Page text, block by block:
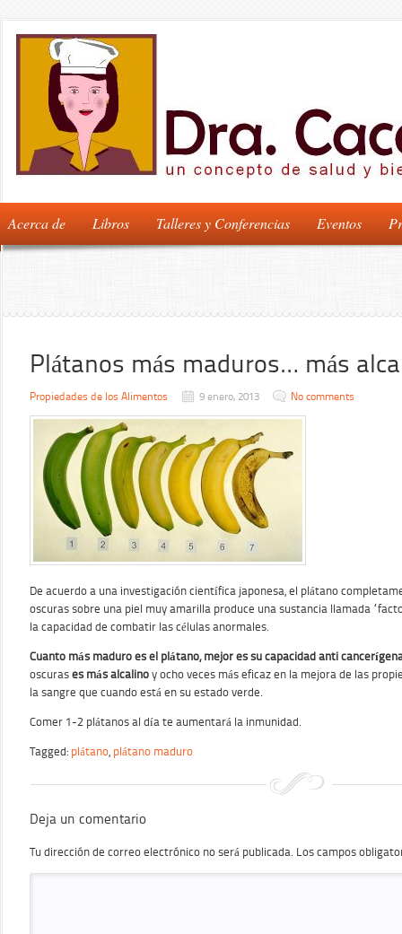
Acerca de Libros Talleres y Conferencias Eventos
Plátanos más maduros… más
Propiedades de los Alimentos 9 enero, 2013 No comments
De acuerdo a una investigación científica japonesa, el plátano
oscuras sobre una piel muy amarilla produce una sustancia llamada
la capacidad de combatir las células anormales.
Cuanto más maduro es el plátano, mejor es su capacidad anti
oscuras es más alcalino y ocho veces más eficaz en la mejora de las
la sangre que cuando está en su estado verde.
Comer 1-2 plátanos al día te aumentará la inmunidad.
Tagged: plátano, plátano maduro
Deja un comentario
Tu dirección de correo electrónico no será publicada. Los campos